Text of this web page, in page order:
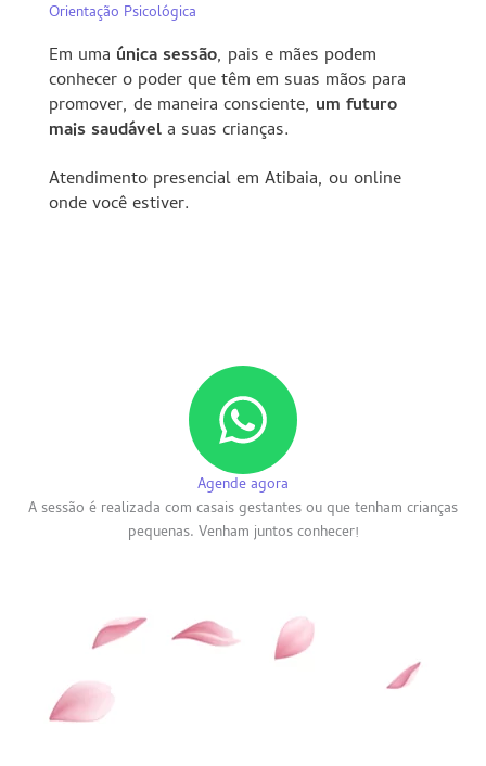
Orientação Psicológica
Em uma única sessão, pais e mães podem
conhecer o poder que têm em suas mãos para
promover, de maneira consciente, um futuro
mais saudávela suas crianças.
Atendimento presencial em Atibaia, ou online
onde você estiver.
Agende agora
A sessão é realizada com casais gestantes ou que tenham crianças
pequenas. Venham juntos conhecer!